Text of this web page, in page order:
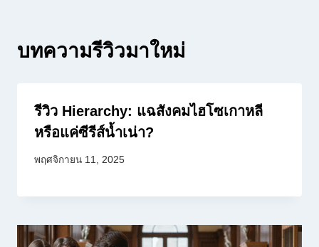
บทความรีวิวมาใหม่
รีวิว Hierarchy: แฉสังคมไฮโซเกาหลี
หรือแค่ซีรีส์น้ำเน่า?
พฤศจิกายน 11, 2025